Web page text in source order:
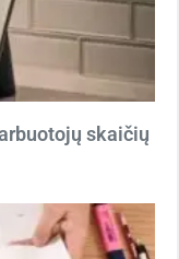
skaičių